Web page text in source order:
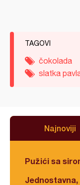
TAGOVI
čokolada
slatka
Najnoviji
Pužići sa